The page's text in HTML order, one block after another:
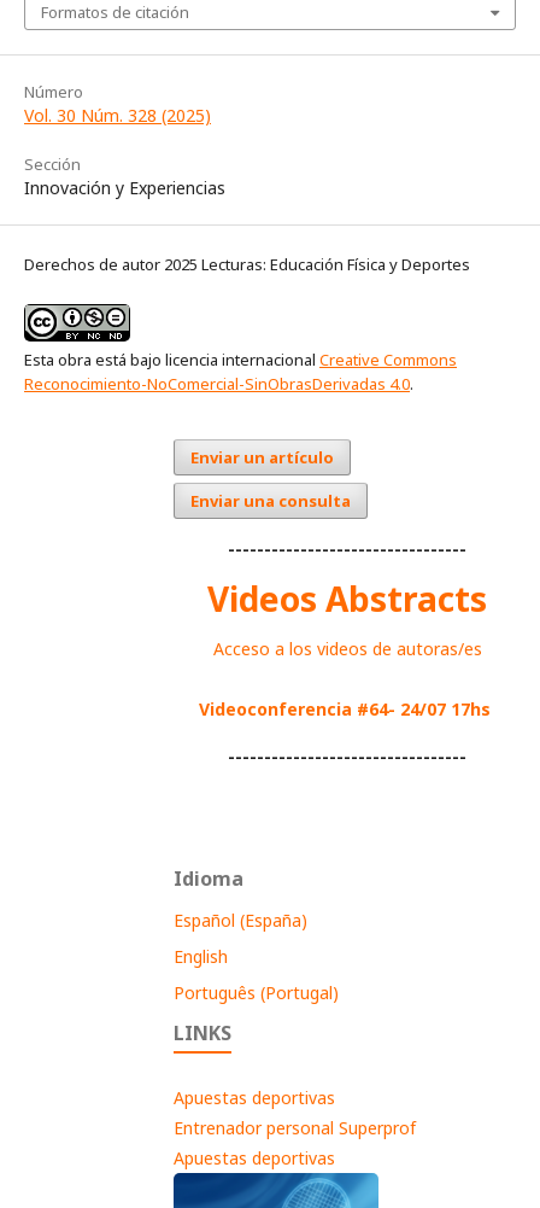
Formatos de citación
Número
Vol. 30 Núm. 328 (2025)
Sección
Innovación y Experiencias
Derechos de autor 2025 Lecturas: Educación Física y Deportes
Esta obra está bajo licencia internacional Creative Commons
Reconocimiento-NoComercial-SinObrasDerivadas 4.0.
Enviar un artículo
Enviar una consulta
---------------------------------
Videos Abstracts
Acceso a los videos de autoras/es
Videoconferencia #64- 24/07 17hs
---------------------------------
Idioma
Español (España)
English
Português (Portugal)
LINKS
Apuestas deportivas
Entrenador personal Superprof
Apuestas deportivas